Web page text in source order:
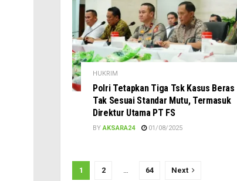
HUKRIM
Polri Tetapkan Tiga Tsk Kasus Beras
Tak Sesuai Standar Mutu, Termasuk
Direktur Utama PT FS
BY AKSARA24 01/08/2025
1 2 64 Next